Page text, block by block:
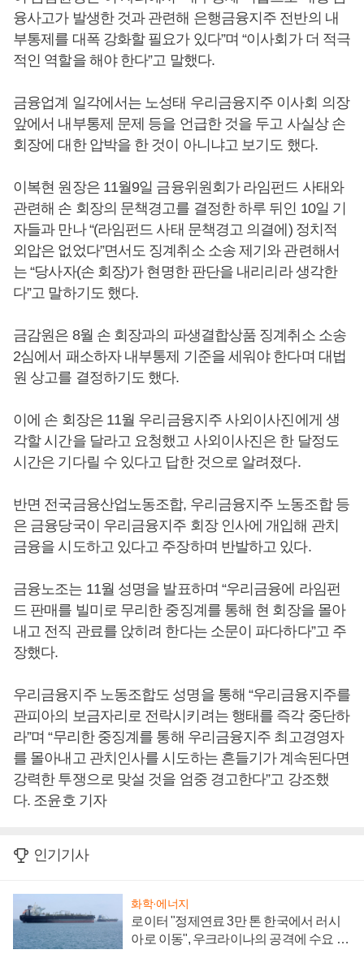
융사고가 발생한 것과 관련해 은행금융지주 전반의 내
부통제를 대폭 강화할 필요가 있다”며 “이사회가 더 적극
적인 역할을 해야 한다”고 말했다.
금융업계 일각에서는 노성태 우리금융지주 이사회 의장
앞에서 내부통제 문제 등을 언급한 것을 두고 사실상 손
회장에 대한 압박을 한 것이 아니냐고 보기도 했다.
이복현 원장은 11월9일 금융위원회가 라임펀드 사태와
관련해 손 회장의 문책경고를 결정한 하루 뒤인 10일 기
자들과 만나 “(라임펀드 사태 문책경고 의결에) 정치적
외압은 없었다”면서도 징계취소 소송 제기와 관련해서
는 “당사자(손 회장)가 현명한 판단을 내리리라 생각한
다”고 말하기도 했다.
금감원은 8월 손 회장과의 파생결합상품 징계취소 소송
2심에서 패소하자 내부통제 기준을 세워야 한다며 대법
원 상고를 결정하기도 했다.
이에 손 회장은 11월 우리금융지주 사외이사진에게 생
각할 시간을 달라고 요청했고 사외이사진은 한 달정도
시간은 기다릴 수 있다고 답한 것으로 알려졌다.
반면 전국금융산업노동조합, 우리금융지주 노동조합 등
은 금융당국이 우리금융지주 회장 인사에 개입해 관치
금융을 시도하고 있다고 주장하며 반발하고 있다.
금융노조는 11월 성명을 발표하며 “우리금융에 라임펀
드 판매를 빌미로 무리한 중징계를 통해 현 회장을 몰아
내고 전직 관료를 앉히려 한다는 소문이 파다하다”고 주
장했다.
우리금융지주 노동조합도 성명을 통해 “우리금융지주를
관피아의 보금자리로 전락시키려는 행태를 즉각 중단하
라”며 “무리한 중징계를 통해 우리금융지주 최고경영자
를 몰아내고 관치인사를 시도하는 흔들기가 계속된다면
강력한 투쟁으로 맞설 것을 엄중 경고한다”고 강조했
다. 조윤호 기자
인기기사
화학·에너지
로이터 "정제연료 3만 톤 한국에서 러시
아로 이동", 우크라이나의 공격에 수요 늘